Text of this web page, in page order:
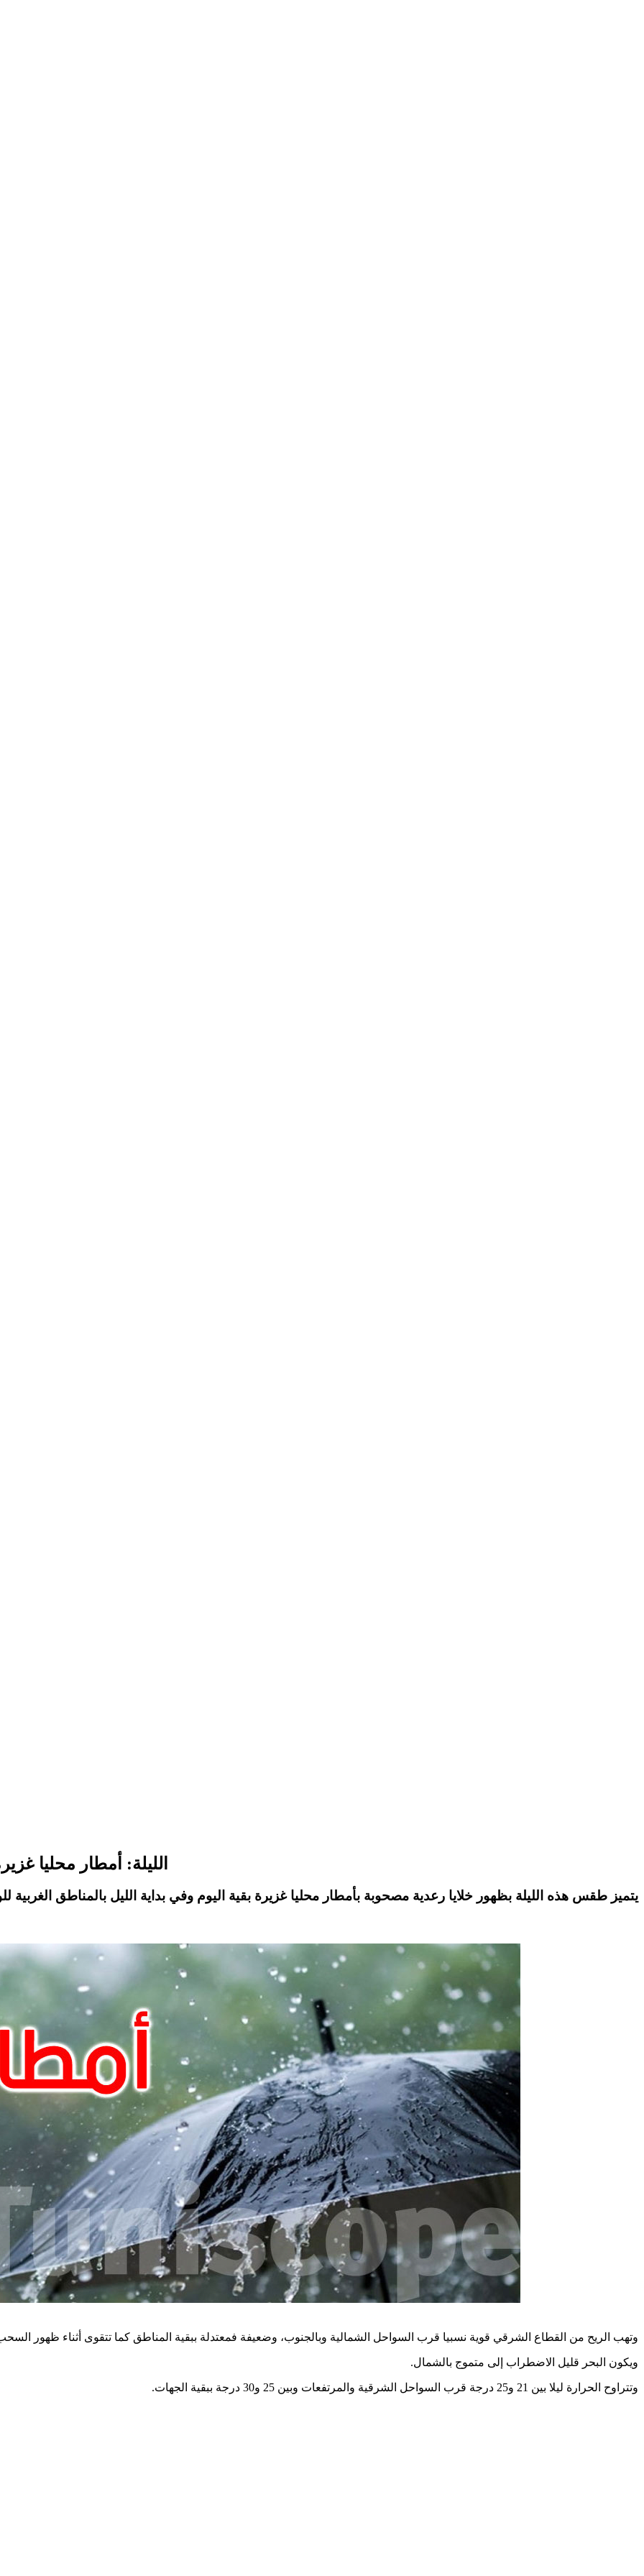
الليلة: أمطار محليا غزيرة
يتميز طقس هذه الليلة بظهور خلايا رعدية مصحوبة بأمطار محليا غزيرة بقية اليوم وفي بداية الليل بالمناطق
وتهب الريح من القطاع الشرقي قوية نسبيا قرب السواحل الشمالية وبالجنوب، وضعيفة فمعتدلة ببقية المناطق كما تتقوى أثناء ظهور السحب الرعدية لتصل 80
ويكون البحر قليل الاضطراب إلى متموج بالشمال.
وتتراوح الحرارة ليلا بين 21 و25 درجة قرب السواحل الشرقية والمرتفعات وبين 25 و30 درجة ببقية الجهات .